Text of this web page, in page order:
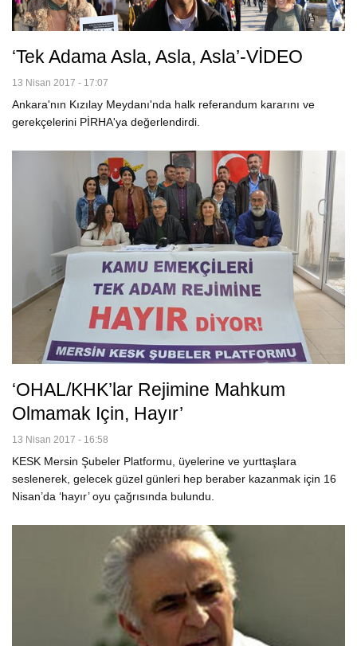
‘Tek Adama Asla, Asla, Asla’-VİDEO
13 Nisan 2017 - 17:07
Ankara'nın Kızılay Meydanı'nda halk referandum kararını ve
gerekçelerini PİRHA'ya değerlendirdi.
‘OHAL/KHK’lar Rejimine Mahkum
Olmamak Için, Hayır’
13 Nisan 2017 - 16:58
KESK Mersin Şubeler Platformu, üyelerine ve yurttaşlara
seslenerek, gelecek güzel günleri hep beraber kazanmak için 16
Nisan’da ‘hayır’ oyu çağrısında bulundu.